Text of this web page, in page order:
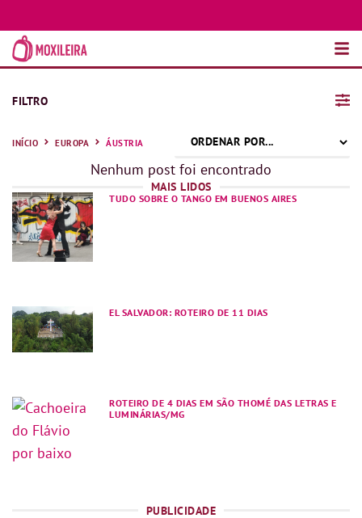
INÍCIO EUROPA ÁUSTRIA
Nenhum post foi encontrado
MAIS LIDOS
TUDO SOBRE O TANGO EM BUENOS AIRES
EL SALVADOR: ROTEIRO DE 11 DIAS
ROTEIRO DE 4 DIAS EM SÃO THOMÉ DAS LETRAS E
LUMINÁRIAS/MG
PUBLICIDADE
FILTRO